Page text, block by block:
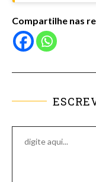
Compartilhe nas